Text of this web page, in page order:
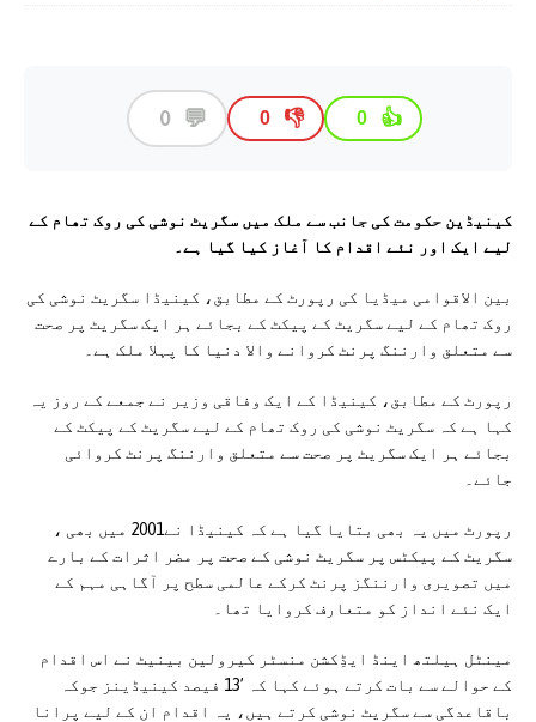
👍
0
👎
0
💬
0
کینیڈین حکومت کی جانب سے ملک میں سگریٹ نوشی کی روک تھام کے
لیے ایک اور نئے اقدام کا آغاز کیا گیا ہے۔
بین الاقوامی میڈیا کی رپورٹ کے مطابق، کینیڈا سگریٹ نوشی کی
روک تھام کے لیے سگریٹ کے پیکٹ کے بجائے ہر ایک سگریٹ پر صحت
سے متعلق وارننگ پرنٹ کروانے والا دنیا کا پہلا ملک ہے۔
رپورٹ کے مطابق، کینیڈا کے ایک وفاقی وزیر نے جمعے کے روز یہ
کہا ہے کہ سگریٹ نوشی کی روک تھام کے لیے سگریٹ کے پیکٹ کے
بجائے ہر ایک سگریٹ پر صحت سے متعلق وارننگ پرنٹ کروائی
جائے۔
رپورٹ میں یہ بھی بتایا گیا ہے کہ کینیڈا نے2001 میں بھی ،
سگریٹ کے پیکٹس پر سگریٹ نوشی کے صحت پر مضر اثرات کے بارے
میں تصویری وارننگز پرنٹ کرکے عالمی سطح پر آگاہی مہم کے
ایک نئے انداز کو متعارف کروایا تھا۔
مینٹل ہیلتھ اینڈ ایڈِکشن منسٹر کیرولین بینیٹ نے اس اقدام
کے حوالے سے بات کرتے ہوئے کہا کہ ’13 فیصد کینیڈینز جوکہ
باقاعدگی سے سگریٹ نوشی کرتے ہیں، یہ اقدام ان کے لیے پرانا